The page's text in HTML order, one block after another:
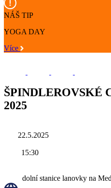
NÁŠ TIP
YOGA DAY
Více
ŠPINDLEROVSKÉ
2025
22.5.2025
15:30
dolní stanice lanovky na